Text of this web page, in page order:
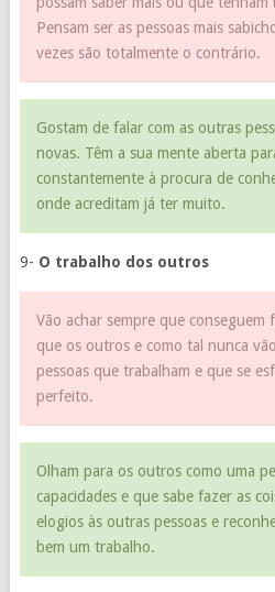
Pensam ser as pessoas mais
vezes são totalmente o contrário.
Gostam de falar com as outras
novas. Têm a sua mente aberta
constantemente à procura de
onde acreditam já ter muito.
9- O trabalho dos outros
Vão achar sempre que
que os outros e como tal nunca
pessoas que trabalham e que se
perfeito.
Olham para os outros como uma
capacidades e que sabe fazer as
elogios às outras pessoas e
bem um trabalho.